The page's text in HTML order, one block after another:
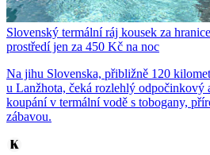
Slovenský termální ráj kousek za
prostředí jen za 450 Kč na noc
Na jihu Slovenska, přibližně 120
u Lanžhota, čeká rozlehlý odpočinkový
koupání v termální vodě s tobogany,
zábavou.